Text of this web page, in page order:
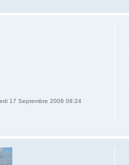
17 Septembre 2008 08:24